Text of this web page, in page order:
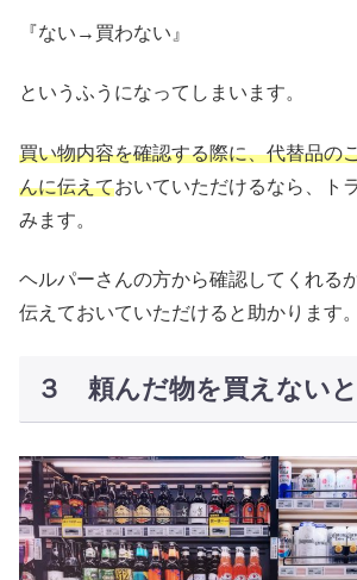
『ない→買わない』
というふうになってしまいます。
買い物内容を確認する際に、代替品の
んに伝えておいていただけるなら、ト
みます。
ヘルパーさんの方から確認してくれる
伝えておいていただけると助かります。
３ 頼んだ物を買えない